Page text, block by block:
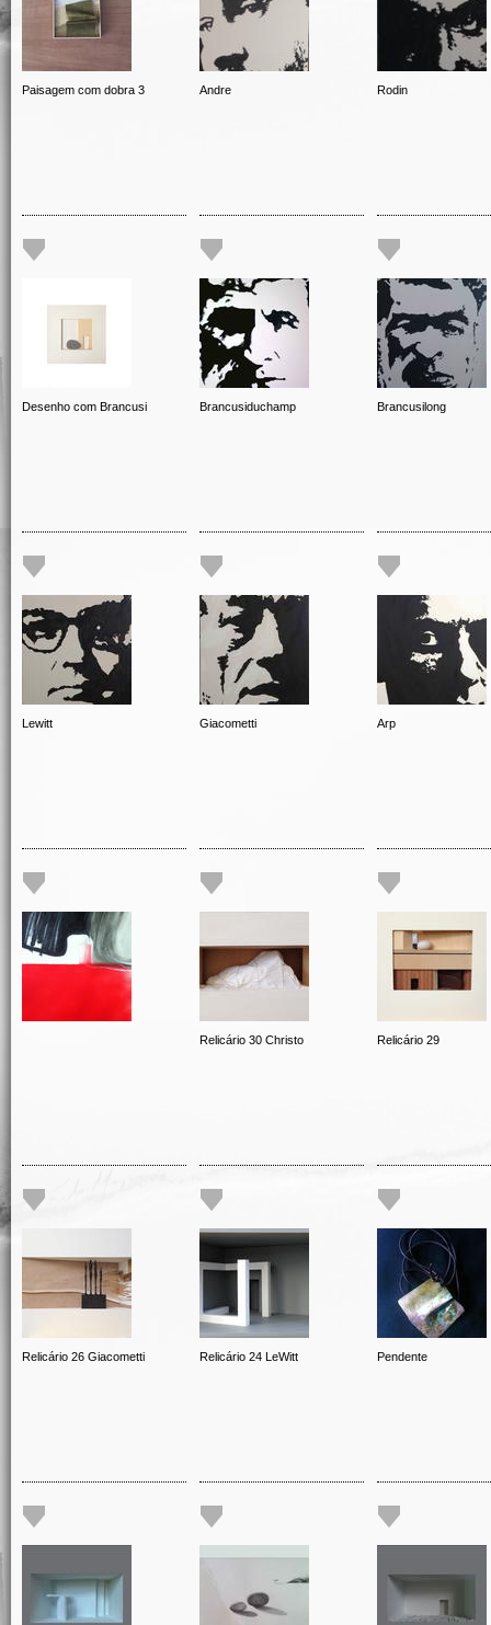
Paisagem com dobra 3 Andre Rodin
Desenho com Brancusi Brancusiduchamp Brancusilong
Lewitt Giacometti Arp
Relicário 30 Christo Relicário 29
Relicário 26 Giacometti Relicário 24 LeWitt Pendente